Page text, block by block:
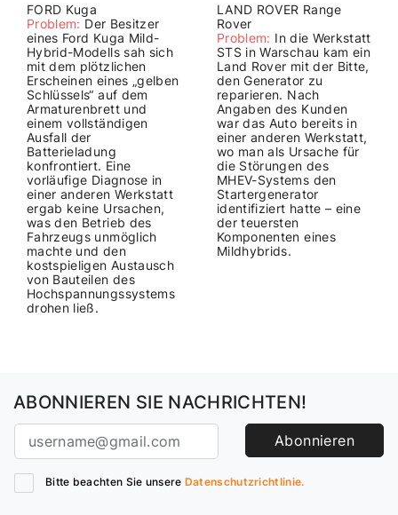
FORD Kuga
Problem: Der Besitzer
eines Ford Kuga Mild-
Hybrid-Modells sah sich
mit dem plötzlichen
Erscheinen eines „gelben
Schlüssels“ auf dem
Armaturenbrett und
einem vollständigen
Ausfall der
Batterieladung
konfrontiert. Eine
vorläufige Diagnose in
einer anderen Werkstatt
ergab keine Ursachen,
was den Betrieb des
Fahrzeugs unmöglich
machte und den
kostspieligen Austausch
von Bauteilen des
Hochspannungssystems
drohen ließ.
LAND ROVER Range
Rover
Problem: In die Werkstatt
STS in Warschau kam ein
Land Rover mit der Bitte,
den Generator zu
reparieren. Nach
Angaben des Kunden
war das Auto bereits in
einer anderen Werkstatt,
wo man als Ursache für
die Störungen des
MHEV-Systems den
Startergenerator
identifiziert hatte – eine
der teuersten
Komponenten eines
Mildhybrids.
ABONNIEREN SIE NACHRICHTEN!
Abonnieren
Bitte beachten Sie unsere Datenschutzrichtlinie.